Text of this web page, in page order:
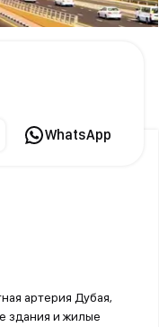
артерия Дубая,
здания и жилые
WhatsApp